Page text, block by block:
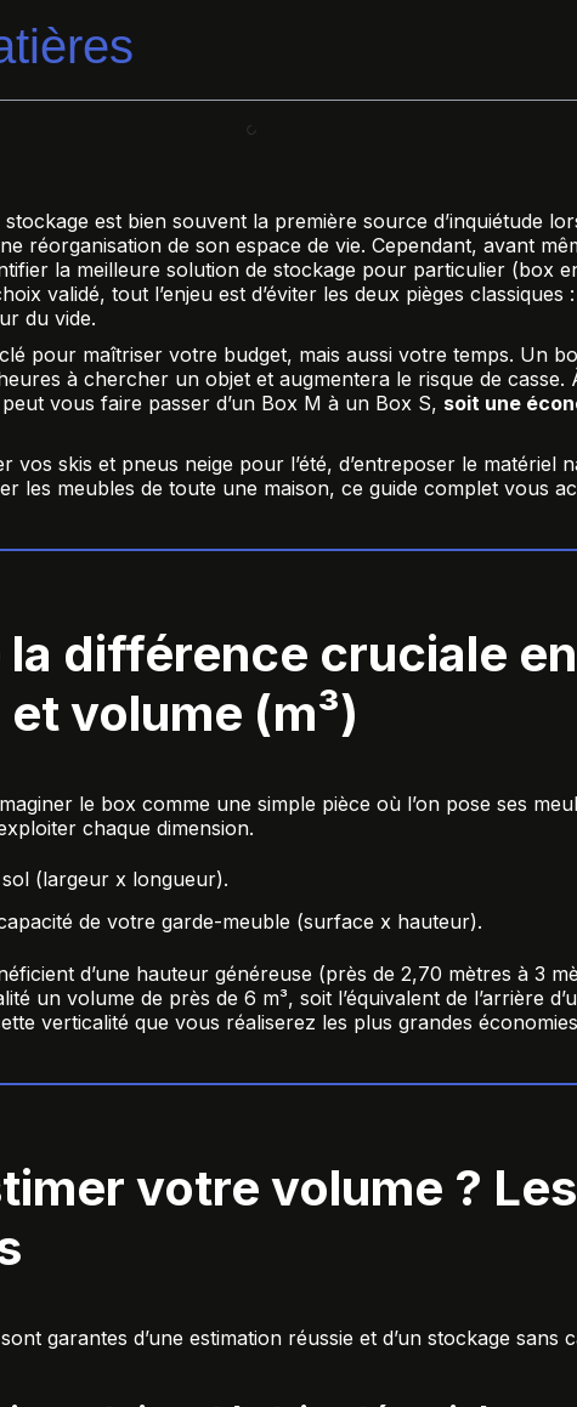
est bien souvent la première source d’inquiétude
réorganisation de son espace de vie. Cependant, avant
la meilleure solution de stockage pour particulier (box
validé, tout l’enjeu est d’éviter les deux pièges classiques
du vide.
pour maîtriser votre budget, mais aussi votre temps. Un
à chercher un objet et augmentera le risque de casse.
vous faire passer d’un Box M à un Box S, soit une
vos skis et pneus neige pour l’été, d’entreposer le matériel
les meubles de toute une maison, ce guide complet vous
différence cruciale
volume (m³)
le box comme une simple pièce où l’on pose ses
chaque dimension.
sol (largeur x longueur).
de votre garde-meuble (surface x hauteur).
d’une hauteur généreuse (près de 2,70 mètres à 3
un volume de près de 6 m³, soit l’équivalent de l’arrière
verticalité que vous réaliserez les plus grandes
votre volume ?
garantes d’une estimation réussie et d’un stockage sans